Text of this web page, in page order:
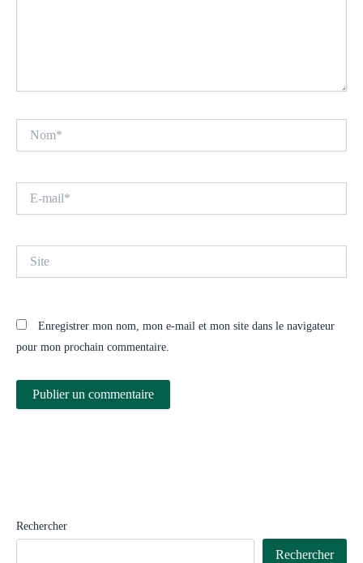
mail*
Enregistrer mon nom, mon e-mail et mon site dans le navigateur
pour mon prochain commentaire.
Rechercher
Rechercher